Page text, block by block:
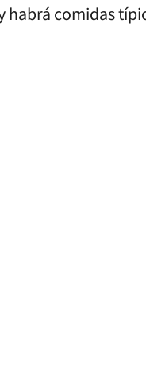
habrá comidas